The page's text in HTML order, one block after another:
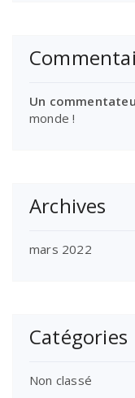
Un
monde !
Archives
mars 2022
Catégories
Non classé